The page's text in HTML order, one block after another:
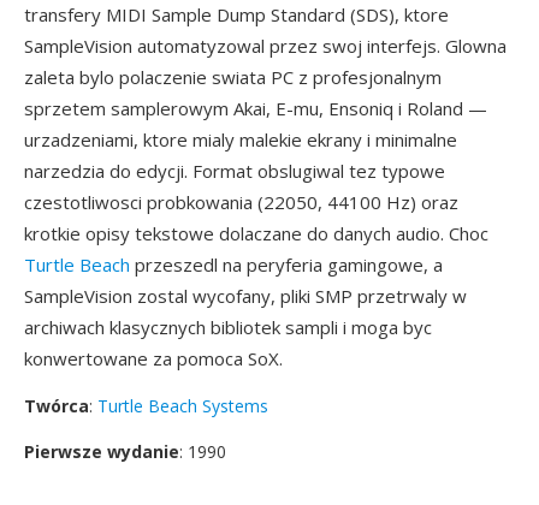
transfery MIDI Sample Dump Standard (SDS), ktore
SampleVision automatyzowal przez swoj interfejs. Glowna
zaleta bylo polaczenie swiata PC z profesjonalnym
sprzetem samplerowym Akai, E-mu, Ensoniq i Roland —
urzadzeniami, ktore mialy malekie ekrany i minimalne
narzedzia do edycji. Format obslugiwal tez typowe
czestotliwosci probkowania (22050, 44100 Hz) oraz
krotkie opisy tekstowe dolaczane do danych audio. Choc
Turtle Beach przeszedl na peryferia gamingowe, a
SampleVision zostal wycofany, pliki SMP przetrwaly w
archiwach klasycznych bibliotek sampli i moga byc
konwertowane za pomoca SoX.
Twórca: Turtle Beach Systems
Pierwsze wydanie: 1990